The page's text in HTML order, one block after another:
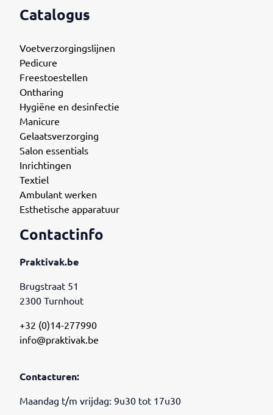
Contactinfo
Praktivak.be
Brugstraat 51
2300 Turnhout
+32 (0)14-277990
info@praktivak.be
Contacturen:
Maandag t/m vrijdag: 9u30 tot 17u30
Catalogus
Voetverzorgingslijnen
Pedicure
Freestoestellen
Ontharing
Hygiëne en desinfectie
Manicure
Gelaatsverzorging
Salon essentials
Inrichtingen
Textiel
Ambulant werken
Esthetische apparatuur